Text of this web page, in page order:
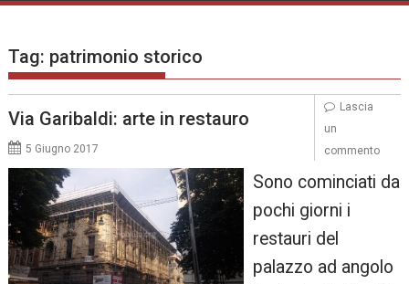
Tag: patrimonio storico
Via Garibaldi: arte in restauro
5 Giugno 2017
Sono cominciati da
pochi giorni i
restauri del
palazzo ad angolo
Lascia
un
commento